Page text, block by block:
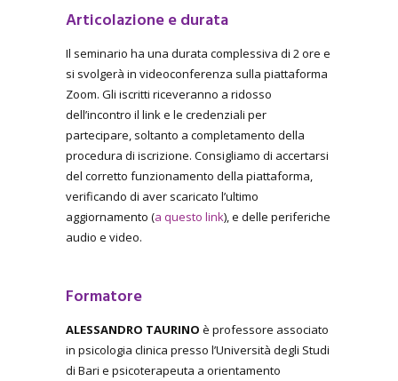
Articolazione e durata
Il seminario ha una durata complessiva di 2 ore e
si svolgerà in videoconferenza sulla piattaforma
Zoom. Gli iscritti riceveranno a ridosso
dell’incontro il link e le credenziali per
partecipare, soltanto a completamento della
procedura di iscrizione. Consigliamo di accertarsi
del corretto funzionamento della piattaforma,
verificando di aver scaricato l’ultimo
aggiornamento (a questo link), e delle periferiche
audio e video.
Formatore
ALESSANDRO TAURINO è professore associato
in psicologia clinica presso l’Università degli Studi
di Bari e psicoterapeuta a orientamento